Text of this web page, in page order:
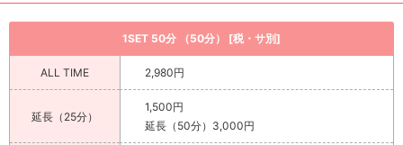
1SET 50分 （50分） [税・サ別]
ALL TIME 2,980円
延長（25分）
1,500円
延長（50分）3,000円